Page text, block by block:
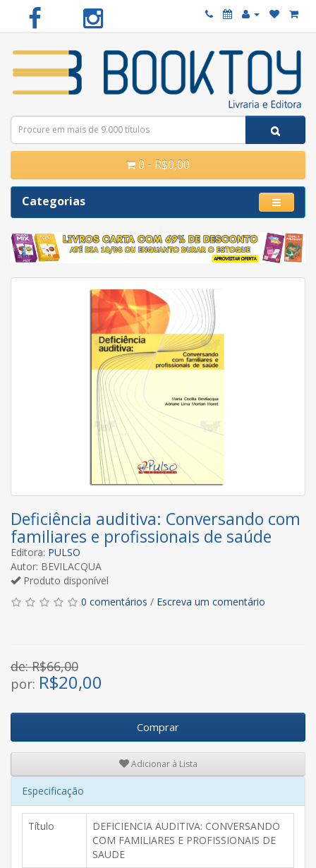
0 - R$0,00
Categorias
Deficiência auditiva: Conversando com
familiares e profissionais de saúde
Editora: PULSO
Autor: BEVILACQUA
Produto disponível
0 comentários / Escreva um comentário
de: R$66,00
por: R$20,00
Comprar
Adicionar à Lista
Especificação
Título
DEFICIENCIA AUDITIVA: CONVERSANDO
COM FAMILIARES E PROFISSIONAIS DE
SAUDE